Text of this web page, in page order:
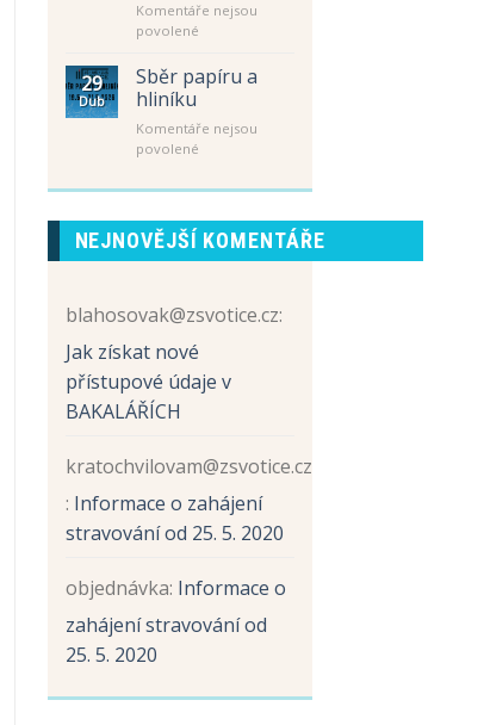
žáků
budoucích
tříd
Komentáře nejsou
povolenéu
s
názvem
rodičů
žáků
prvních
29
Dub
Sběr papíru a
hliníku
Komentáře nejsou
povolenéu
s
Sběr
papíru
NEJNOVĚJŠÍ KOMENTÁŘE
blahosovak@zsvotice.cz:
Jak získat nové
přístupové údaje v
BAKALÁŘÍCH
kratochvilovam@zsvotice.cz
: Informace o zahájení
stravování od 25. 5. 2020
objednávka: Informace o
zahájení stravování od
25. 5. 2020